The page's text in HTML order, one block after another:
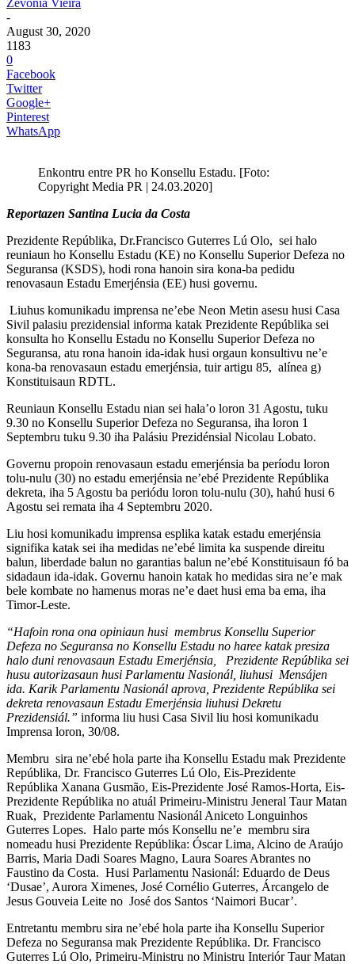
-
August 30, 2020
1183
0
Facebook
Twitter
Google+
Pinterest
WhatsApp
Enkontru entre PR ho Konsellu Estadu. [Foto:
Copyright Media PR | 24.03.2020]
Reportazen Santina Lucia da Costa
Prezidente Repúblika, Dr.Francisco Guterres Lú Olo, sei halo
reuniaun ho Konsellu Estadu (KE) no Konsellu Superior Defeza no
Seguransa (KSDS), hodi rona hanoin sira kona-ba pedidu
renovasaun Estadu Emerjénsia (EE) husi governu.
Liuhus komunikadu imprensa ne’ebe Neon Metin asesu husi Casa
Sivil palasiu prezidensial informa katak Prezidente Repúblika sei
konsulta ho Konsellu Estadu no Konsellu Superior Defeza no
Seguransa, atu rona hanoin ida-idak husi orgaun konsultivu ne’e
kona-ba renovasaun estadu emerjénsia, tuir artigu 85, alínea g)
Konstituisaun RDTL.
Reuniaun Konsellu Estadu nian sei hala’o loron 31 Agostu, tuku
9.30 no Konsellu Superior Defeza no Seguransa, iha loron 1
Septembru tuku 9.30 iha Palásiu Prezidénsial Nicolau Lobato.
Governu propoin renovasaun estadu emerjénsia ba períodu loron
tolu-nulu (30) no estadu emerjénsia ne’ebé Prezidente Repúblika
dekreta, iha 5 Agostu ba periódu loron tolu-nulu (30), hahú husi 6
Agostu sei remata iha 4 Septembru 2020.
Liu hosi komunikadu imprensa esplika katak estadu emerjénsia
signifika katak sei iha medidas ne’ebé limita ka suspende direitu
balun, liberdade balun no garantias balun ne’ebé Konstituisaun fó ba
sidadaun ida-idak. Governu hanoin katak ho medidas sira ne’e mak
bele kombate no hamenus moras ne’e daet husi ema ba ema, iha
Timor-Leste.
“Hafoin rona ona opiniaun husi membrus Konsellu Superior
Defeza no Seguransa no Konsellu Estadu no haree katak presiza
halo duni renovasaun Estadu Emerjénsia, Prezidente Repúblika sei
husu autorizasaun husi Parlamentu Nasionál, liuhusi Mensájen
ida. Karik Parlamentu Nasionál aprova, Prezidente Repúblika sei
dekreta renovasaun Estadu Emerjénsia liuhusi Dekretu
Prezidensiál.” informa liu husi Casa Sivil liu hosi komunikadu
Imprensa loron, 30/08.
Membru sira ne’ebé hola parte iha Konsellu Estadu mak Prezidente
Repúblika, Dr. Francisco Guterres Lú Olo, Eis-Prezidente
Repúblika Xanana Gusmão, Eis-Prezidente José Ramos-Horta, Eis-
Prezidente Repúblika no atuál Primeiru-Ministru Jeneral Taur Matan
Ruak, Prezidente Parlamentu Nasionál Aniceto Longuinhos
Guterres Lopes. Halo parte mós Konsellu ne’e membru sira
nomeadu husi Prezidente Repúblika: Óscar Lima, Alcino de Araújo
Barris, Maria Dadi Soares Magno, Laura Soares Abrantes no
Faustino da Costa. Husi Parlamentu Nasionál: Eduardo de Deus
‘Dusae’, Aurora Ximenes, José Cornélio Guterres, Árcangelo de
Jesus Gouveia Leite no José dos Santos ‘Naimori Bucar’.
Entretantu membru sira ne’ebé hola parte iha Konsellu Superior
Defeza no Seguransa mak Prezidente Repúblika. Dr. Francisco
Guterres Lú Olo, Primeiru-Ministru no Ministru Interiór Taur Matan